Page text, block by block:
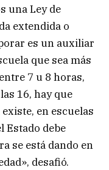
una Ley de
extendida o
es un auxiliar
que sea más
7 u 8 horas,
16, hay que
en escuelas
Estado debe
se está dando en
desafió.